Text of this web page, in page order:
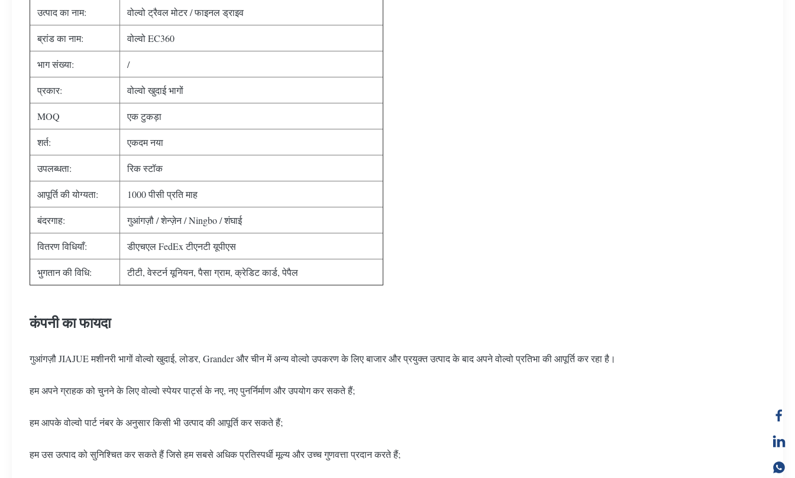
उत्पाद का नाम: वोल्वो ट्रैवल मोटर / फाइनल ड्राइव
ब्रांड का नाम: वोल्वो EC360
भाग संख्या: /
प्रकार: वोल्वो खुदाई भागों
MOQ एक टुकड़ा
शर्त: एकदम नया
उपलब्धता: रिक स्टॉक
आपूर्ति की योग्यता: 1000 पीसी प्रति माह
बंदरगाह: गुआंगज़ौ / शेन्ज़ेन / Ningbo / शंघाई
वितरण विधियाँ: डीएचएल FedEx टीएनटी यूपीएस
भुगतान की विधि: टीटी, वेस्टर्न यूनियन, पैसा ग्राम, क्रेडिट कार्ड, पेपैल
कंपनी का फायदा
गुआंगज़ौ JIAJUE मशीनरी भागों वोल्वो खुदाई, लोडर, Grander और चीन में अन्य वोल्वो उपकरण के लिए बाजार और प्रयुक्त उत्पाद के बाद अपने वोल्वो प्रतिभा की आपूर्ति कर रहा है।
हम अपने ग्राहक को चुनने के लिए वोल्वो स्पेयर पार्ट्स के नए, नए पुनर्निर्माण और उपयोग कर सकते हैं;
हम आपके वोल्वो पार्ट नंबर के अनुसार किसी भी उत्पाद की आपूर्ति कर सकते हैं;
हम उस उत्पाद को सुनिश्चित कर सकते हैं जिसे हम सबसे अधिक प्रतिस्पर्धी मूल्य और उच्च गुणवत्ता प्रदान करते हैं;